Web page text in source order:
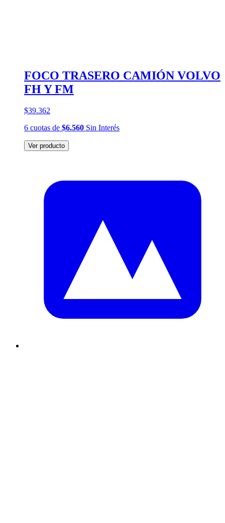
FOCO TRASERO CAMIÓN VOLVO
FH Y FM
$39.362
6 cuotas de $6.560 Sin Interés
Ver producto